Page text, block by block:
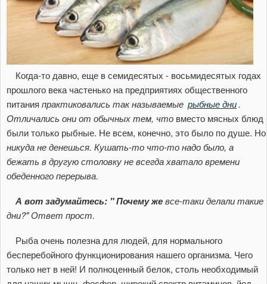
Когда-то давно, еще в семидесятых - восьмидесятых годах
прошлого века частенько на предприятиях общественного
питания практиковались так называемые рыбные дни.
Отличались они от обычных тем, что вместо мясных блюд
были только рыбные. Не всем, конечно, это было по душе. Но
никуда не денешься. Кушать-то что-то надо было, а
бежать в другую столовку невсегда хватало времени
обеденного перерыва.
А вот задумайтесь: " Почему жевсе-таки делали такие
дни?" Ответ прост.
Рыба очень полезна для людей, для нормального
бесперебойного функционирования нашего организма. Чего
только нет в ней! И полноценный белок, столь необходимый